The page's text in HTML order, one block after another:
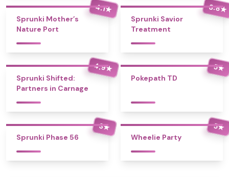
4.1★
Sprunki Mother’s
Nature Port
3.8★
Sprunki Savior
Treatment
4.9★
Sprunki Shifted:
Partners in Carnage
5★
Pokepath TD
3★
Sprunki Phase 56
5★
Wheelie Party